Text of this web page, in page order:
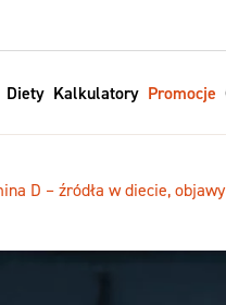
Diety Kalkulatory Promocje
D – źródła w diecie,